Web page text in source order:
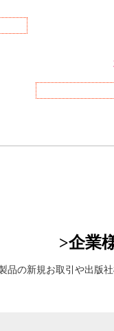
>企業
品の新規お取引や出版